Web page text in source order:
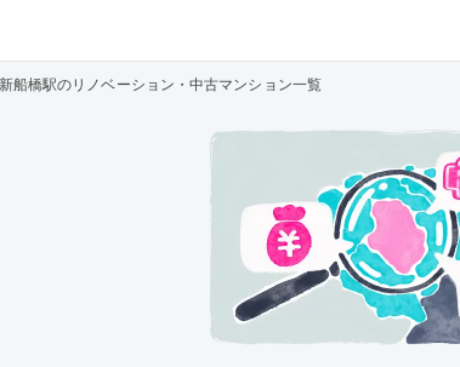
新船橋駅のリノベーション・中古マンション一覧